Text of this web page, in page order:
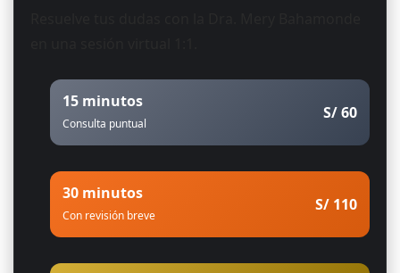
15 minutos
Consulta puntual
S/ 60
30 minutos
Con revisión breve
S/ 110